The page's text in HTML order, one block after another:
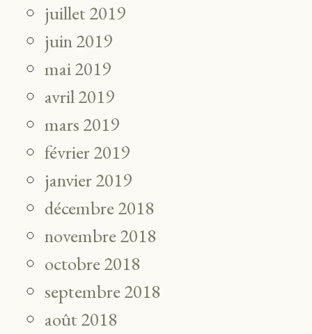
juillet 2019
juin 2019
mai 2019
avril 2019
mars 2019
février 2019
janvier 2019
décembre 2018
novembre 2018
octobre 2018
septembre 2018
août 2018